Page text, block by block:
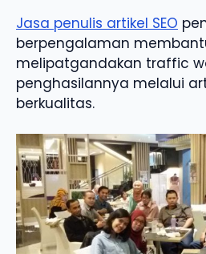
Jasa penulis artikel SEO
berpengalaman
melipatgandakan traffic
penghasilannya melalui
berkualitas.